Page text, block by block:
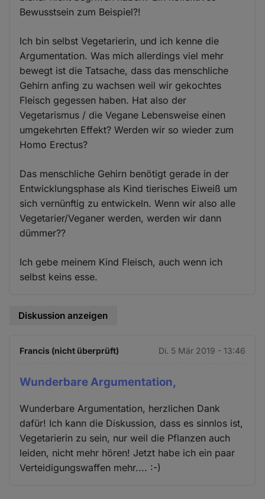
Bewusstsein zum Beispiel?!
Ich bin selbst Vegetarierin, und ich kenne die
Argumentation. Was mich allerdings viel mehr
bewegt ist die Tatsache, dass das menschliche
Gehirn anfing zu wachsen weil wir gekochtes
Fleisch gegessen haben. Hat also der
Vegetarismus / die Vegane Lebensweise einen
umgekehrten Effekt? Werden wir so wieder zum
Homo Erectus?
Das menschliche Gehirn benötigt gerade in der
Entwicklungsphase als Kind tierisches Eiweiß um
sich vernünftig zu entwickeln. Wenn wir also alle
Vegetarier/Veganer werden, werden wir dann
dümmer??
Ich gebe meinem Kind Fleisch, auch wenn ich
selbst keins esse.
Diskussion anzeigen
Francis (nicht überprüft) Di. 5 Mär 2019 - 13:46
Wunderbare Argumentation,
Wunderbare Argumentation, herzlichen Dank
dafür! Ich kann die Diskussion, dass es sinnlos ist,
Vegetarierin zu sein, nur weil die Pflanzen auch
leiden, nicht mehr hören! Jetzt habe ich ein paar
Verteidigungswaffen mehr.... :-)